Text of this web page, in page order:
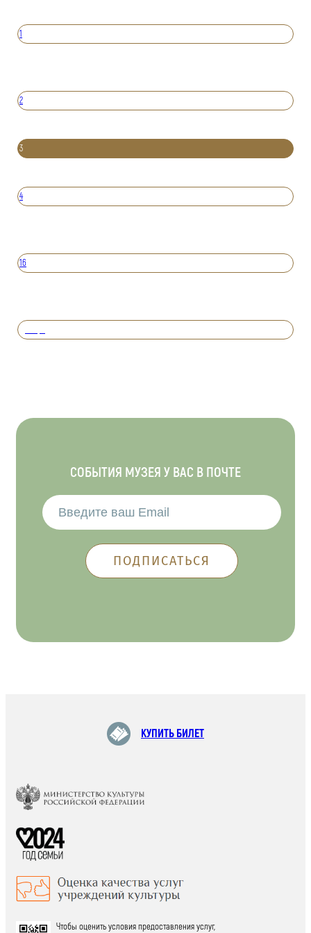
1
2
3
4
16
СОБЫТИЯ МУЗЕЯ У ВАС В ПОЧТЕ
КУПИТЬ БИЛЕТ
Чтобы оценить условия предоставления услуг,